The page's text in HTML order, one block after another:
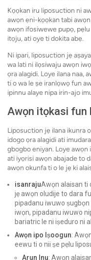
Kọọkan iru liposuction ni
awọn ẹni-kọọkan tabi
awọn ifosiwewe pupọ,
itọju, ati oye ti dokita abẹ.
Ni ipari, liposuction jẹ
wa lati ni ilọsiwaju awọn
ọra alagidi. Loye ilana naa,
ti o wa le ṣe iranlọwọ fun
ipinnu alaye nipa irin-ajo
Awọn itọkasi fun
Liposuction jẹ ilana ikunra
idogo ọra alagidi ati
gbogbo eniyan. Loye awọn
ati iyọrisi awọn abajade to
awọn okunfa ti o le jẹ ki
isanrajuAwọn alaisan ti
jẹ awọn oludije to dara
pipadanu iwuwo
iwọn, pipadanu iwuwo
bariatric le ni iṣeduro ni
Awọn ipo Iṣoogun:
eewu ti o nii ṣe pẹlu
Arun Inu: Awọn